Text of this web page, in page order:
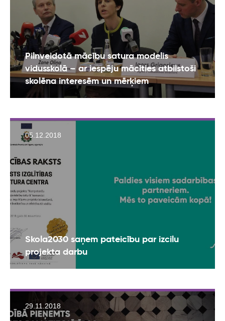
Pilnveidotā mācību satura modelis
vidusskolā – ar iespēju mācīties atbilstoši
skolēna interesēm un mērķiem
05.12.2018
Skola2030 saņem pateicību par izcilu
projekta darbu
29.11.2018